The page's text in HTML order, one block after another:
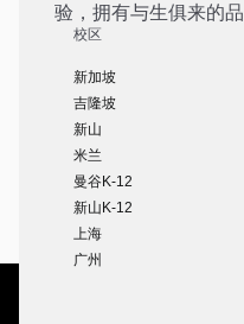
验，拥有与生俱来的
校区
新加坡
吉隆坡
新山
米兰
曼谷K-12
新山K-12
上海
广州